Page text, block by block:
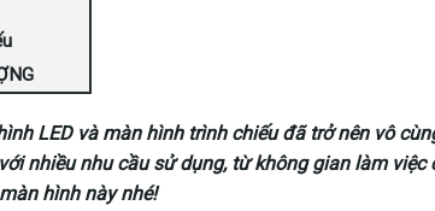
LED và màn hình trình chiếu đã trở nên vô
nhiều nhu cầu sử dụng, từ không gian làm
hình này nhé!